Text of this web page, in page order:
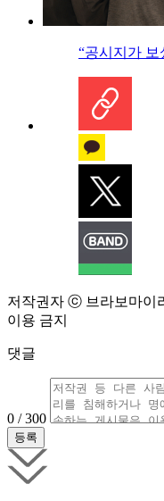
“공시지가 보
저작권자 ⓒ 브라보마이
이용 금지
댓글
0 / 300